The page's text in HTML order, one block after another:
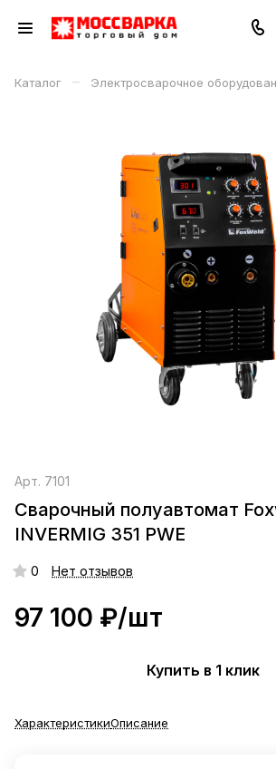
Каталог – Электросварочное
Арт. 7101
Сварочный полуавтомат
INVERMIG 351 PWE
0 Нет отзывов
97 100 ₽/шт
Купить в 1 клик
ХарактеристикиОписание